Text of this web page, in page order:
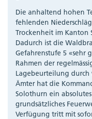
Die anhaltend hohen
fehlenden
Trockenheit im Kanton
Dadurch ist die
Gefahrenstufe 5 «sehr
Rahmen der
Lagebeurteilung durch
Ämter hat die
Solothurn ein
grundsätzliches
Verfügung tritt mit